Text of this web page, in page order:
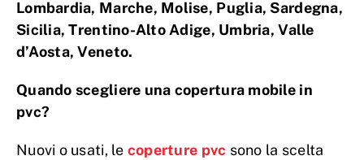
Lombardia, Marche, Molise, Puglia, Sardegna,
Sicilia, Trentino-Alto Adige, Umbria, Valle
d’Aosta, Veneto.
Quando scegliere una copertura mobile in
pvc?
Nuovi o usati, le coperture pvc sono la scelta